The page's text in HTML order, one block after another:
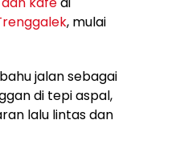
, mulai
jalan sebagai
di tepi aspal,
lalu lintas dan